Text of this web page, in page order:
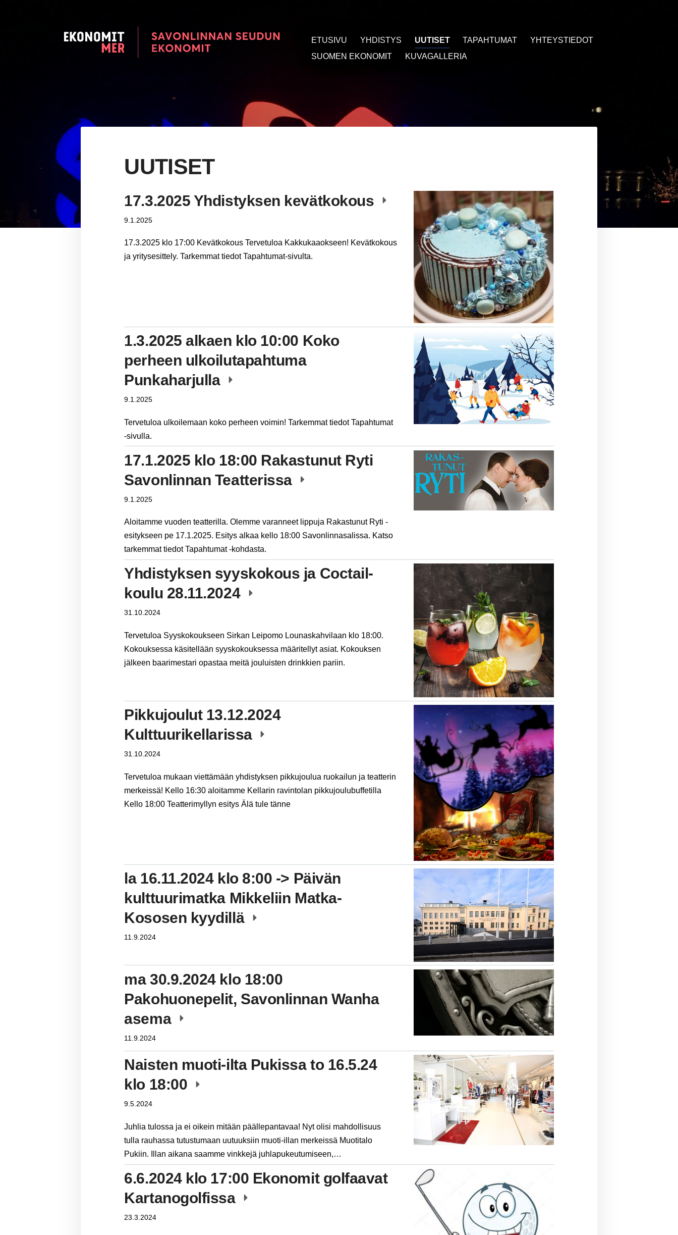
Savonlinnan seudun Ekonomit
ETUSIVU YHDISTYS UUTISET TAPAHTUMAT
YHTEYSTIEDOT
SUOMEN EKONOMIT
KUVAGALLERIA
UUTISET
17.3.2025 Yhdistyksen kevätkokous
9.1.2025
17.3.2025 klo 17:00 Kevätkokous Tervetuloa Kakkukaaokseen! Kevätkokous
ja yritysesittely. Tarkemmat tiedot Tapahtumat-sivulta.
1.3.2025 alkaen klo 10:00 Koko
perheen ulkoilutapahtuma
Punkaharjulla
9.1.2025
Tervetuloa ulkoilemaan koko perheen voimin! Tarkemmat tiedot Tapahtumat
-sivulla.
17.1.2025 klo 18:00 Rakastunut Ryti
Savonlinnan Teatterissa
9.1.2025
Aloitamme vuoden teatterilla. Olemme varanneet lippuja Rakastunut Ryti -
esitykseen pe 17.1.2025. Esitys alkaa kello 18:00 Savonlinnasalissa. Katso
tarkemmat tiedot Tapahtumat -kohdasta.
Yhdistyksen syyskokous ja Coctail-
koulu 28.11.2024
31.10.2024
Tervetuloa Syyskokoukseen Sirkan Leipomo Lounaskahvilaan klo 18:00.
Kokouksessa käsitellään syyskokouksessa määritellyt asiat. Kokouksen
jälkeen baarimestari opastaa meitä jouluisten drinkkien pariin.
Pikkujoulut 13.12.2024
Kulttuurikellarissa
31.10.2024
Tervetuloa mukaan viettämään yhdistyksen pikkujoulua ruokailun ja teatterin
merkeissä! Kello 16:30 aloitamme Kellarin ravintolan pikkujoulubuffetilla
Kello 18:00 Teatterimyllyn esitys Älä tule tänne
la 16.11.2024 klo 8:00 -> Päivän
kulttuurimatka Mikkeliin Matka-
Kososen kyydillä
11.9.2024
ma 30.9.2024 klo 18:00
Pakohuonepelit, Savonlinnan Wanha
asema
11.9.2024
Naisten muoti-ilta Pukissa to 16.5.24
klo 18:00
9.5.2024
Juhlia tulossa ja ei oikein mitään päällepantavaa! Nyt olisi mahdollisuus
tulla rauhassa tutustumaan uutuuksiin muoti-illan merkeissä Muotitalo
Pukiin. Illan aikana saamme vinkkejä juhlapukeutumiseen,…
6.6.2024 klo 17:00 Ekonomit golfaavat
Kartanogolfissa
23.3.2024